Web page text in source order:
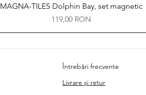
Afișare rapidă
MAGNA-TILES Dolphin Bay, set magnetic
Preț
119,00 RON
Întrebări frecvente
Livrare și retur